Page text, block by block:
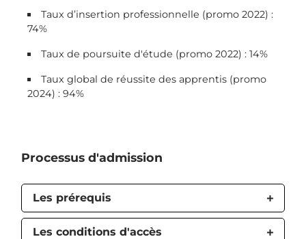
Taux d’insertion professionnelle (promo 2022) :
74%
Taux de poursuite d'étude (promo 2022) : 14%
Taux global de réussite des apprentis (promo
2024) : 94%
Processus d'admission
Les prérequis
Les conditions d'accès